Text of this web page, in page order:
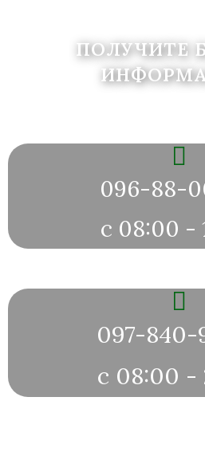
ПОЛУЧИТЕ
096-88-
с 08:00 -
097-840-
с 08:00 -